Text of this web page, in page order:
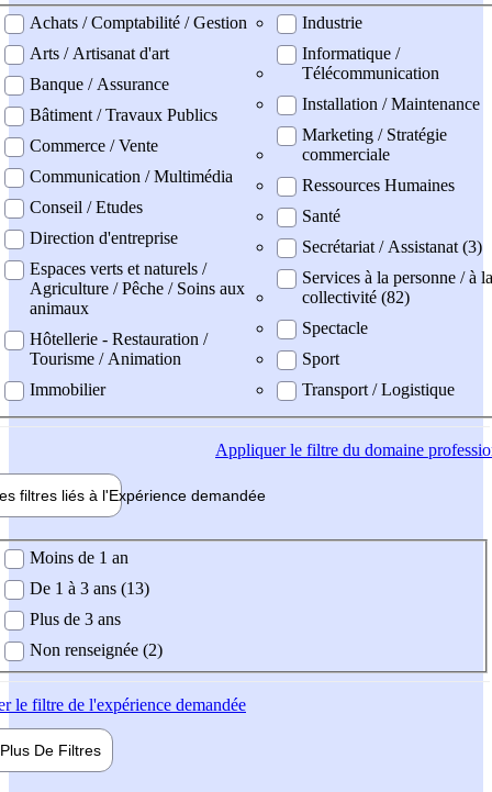
professionel
Achats / Comptabilité / Gestion
Arts / Artisanat d'art
Banque / Assurance
Bâtiment / Travaux Publics
Commerce / Vente
Communication / Multimédia
Conseil / Etudes
Direction d'entreprise
Espaces verts et naturels /
Agriculture / Pêche / Soins aux
animaux
Hôtellerie - Restauration /
Tourisme / Animation
Immobilier
Industrie
Informatique /
Télécommunication
Installation / Maintenance
Marketing / Stratégie
commerciale
Ressources Humaines
Santé
Secrétariat / Assistanat (3)
Services à la personne / à la
collectivité (82)
Spectacle
Sport
Transport / Logistique
Appliquerle filtre du domaine
filtres liés à l'Expérience demandée
demandée
Moins de 1 an
De 1 à 3 ans (13)
Plus de 3 ans
Non renseignée (2)
le filtre de l'expérience demandée
Plus De Filtres